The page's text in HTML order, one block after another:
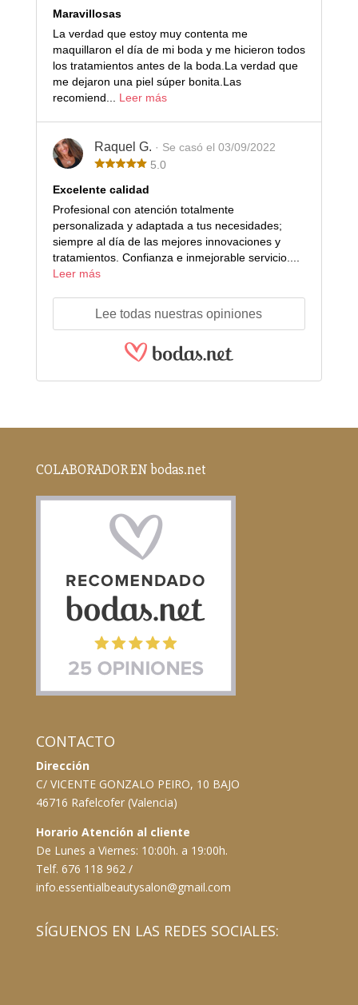
Maravillosas
La verdad que estoy muy contenta me
maquillaron el día de mi boda y me hicieron todos
los tratamientos antes de la boda.La verdad que
me dejaron una piel súper bonita.Las
recomiend... Leer más
Raquel G. · Se casó el 03/09/2022
5.0
Excelente calidad
Profesional con atención totalmente
personalizada y adaptada a tus necesidades;
siempre al día de las mejores innovaciones y
tratamientos. Confianza e inmejorable servicio....
Leer más
Lee todas nuestras opiniones
COLABORADOR EN bodas.net
CONTACTO
Dirección
C/ VICENTE GONZALO PEIRO, 10 BAJO
46716 Rafelcofer (Valencia)
Horario Atención al cliente
De Lunes a Viernes: 10:00h. a 19:00h.
Telf. 676 118 962 /
info.essentialbeautysalon@gmail.com
SÍGUENOS EN LAS REDES SOCIALES: